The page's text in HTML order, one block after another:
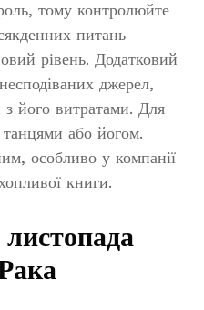
тому контролюйте
питань
рівень. Додатковий
джерел,
його витратами. Для
танцями або йогом.
особливо у компанії
книги.